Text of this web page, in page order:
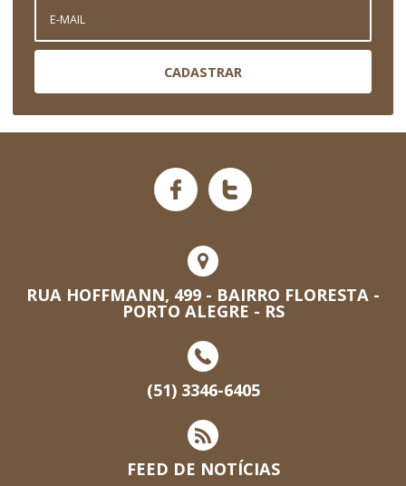
CADASTRAR
RUA HOFFMANN, 499 - BAIRRO FLORESTA -
PORTO ALEGRE - RS
(51) 3346-6405
FEED DE NOTÍCIAS